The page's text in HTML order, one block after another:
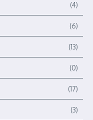
(4)
(6)
(13)
(0)
(17)
(3)